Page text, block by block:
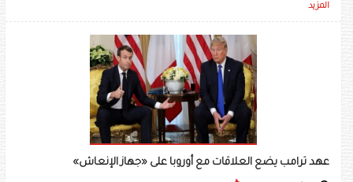
المزيد
عهد ترامب يضع العلاقات مع أوروبا على «جهاز الإنعاش»